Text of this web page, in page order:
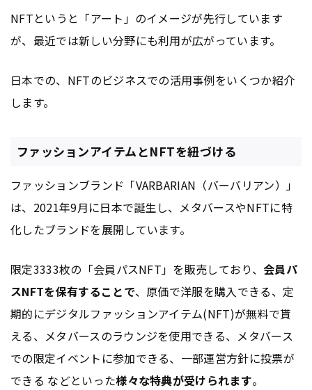
NFTというと「アート」のイメージが先行しています
が、最近では新しい分野にも利用が広がっています。
日本での、NFTのビジネスでの活用事例をいくつか紹介
します。
ファッションアイテムとNFTを紐づける
ファッションブランド「VARBARIAN（バーバリアン）」
は、2021年9月に日本で誕生し、メタバースやNFTに特
化したブランドを展開しています。
限定3333枚の「会員パスNFT」を販売しており、 会員パ
スNFTを保有することで、原価で洋服を購入できる、定
期的にデジタルファッションアイテム(NFT)が無料で貰
える、メタバースのラウンジを使用できる、メタバース
での限定イベントに参加できる、一部運営方針に投票が
できる などといった様々な特典が受けられます。